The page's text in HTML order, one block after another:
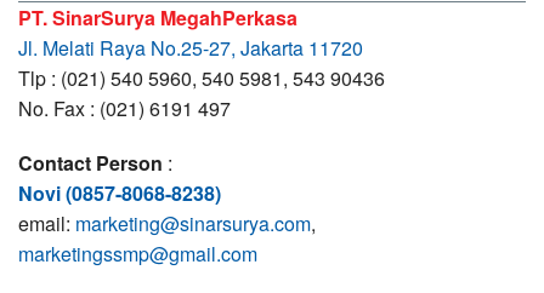
PT. SinarSurya MegahPerkasa
Jl. Melati Raya No.25-27, Jakarta 11720
Tlp : (021) 540 5960, 540 5981, 543 90436
No. Fax : (021) 6191 497
Contact Person :
Novi (0857-8068-8238)
email: marketing@sinarsurya.com,
marketingssmp@gmail.com